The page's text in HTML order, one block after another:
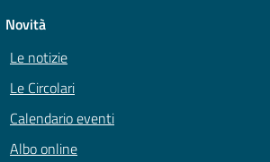
Novità
Le notizie
Le Circolari
Calendario eventi
Albo online